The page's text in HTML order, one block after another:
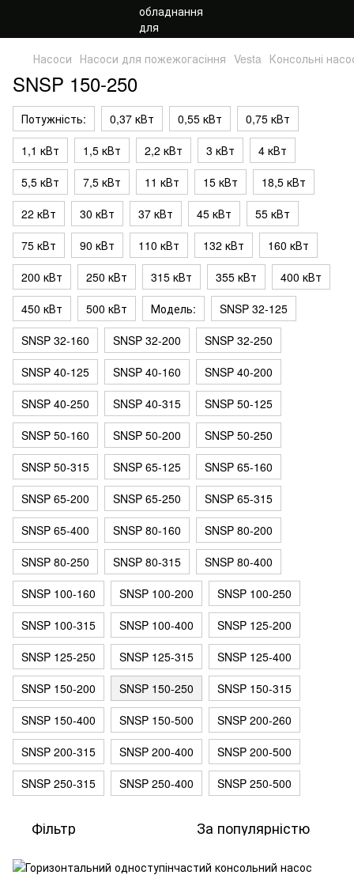
Насоси Насоси для пожежогасіння Vesta Консольні
SNSP 150-250
Потужність: 0,37 кВт 0,55 кВт
0,75 кВт
1,1 кВт
1,5 кВт 2,2 кВт 3 кВт
4 кВт
5,5 кВт
7,5 кВт 11 кВт 15 кВт
18,5 кВт
22 кВт
30 кВт 37 кВт 45 кВт
55 кВт
75 кВт
90 кВт 110 кВт 132 кВт
160 кВт
200 кВт
250 кВт 315 кВт 355 кВт
400 кВт
450 кВт
500 кВт Модель:
SNSP 32-125
SNSP 32-160
SNSP 32-200
SNSP 32-250
SNSP 40-125
SNSP 40-160
SNSP 40-200
SNSP 40-250
SNSP 40-315
SNSP 50-125
SNSP 50-160
SNSP 50-200
SNSP 50-250
SNSP 50-315
SNSP 65-125
SNSP 65-160
SNSP 65-200
SNSP 65-250
SNSP 65-315
SNSP 65-400
SNSP 80-160
SNSP 80-200
SNSP 80-250
SNSP 80-315
SNSP 80-400
SNSP 100-160
SNSP 100-200
SNSP 100-250
SNSP 100-315
SNSP 100-400
SNSP 125-200
SNSP 125-250
SNSP 125-315
SNSP 125-400
SNSP 150-200
SNSP 150-250
SNSP 150-315
SNSP 150-400
SNSP 150-500
SNSP 200-260
SNSP 200-315
SNSP 200-400
SNSP 200-500
SNSP 250-315
SNSP 250-400 SNSP 250-500
Фільтр За популярністю